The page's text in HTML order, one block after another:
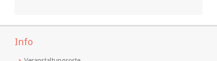
Info